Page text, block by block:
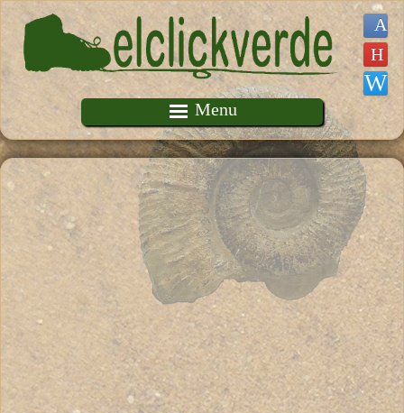
Pasar al contenido principal
Menu